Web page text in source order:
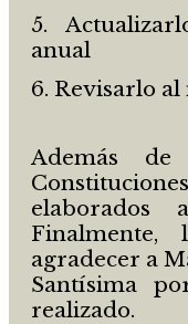
5.
anual
6. Revisarlo al
Además
elaborados
agradecer a
Santísima
realizado.